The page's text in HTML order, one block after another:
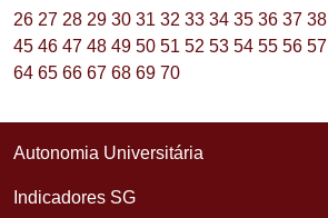
26 27 28 29 30 31 32 33 34 35 36 37 38
45 46 47 48 49 50 51 52 53 54 55 56 57
64 65 66 67 68 69 70
Autonomia Universitária
Indicadores SG